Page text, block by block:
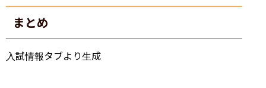
まとめ
入試情報タブより生成